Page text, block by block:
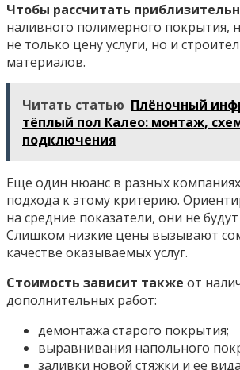
Чтобы рассчитать
наливного полимерного покрытия,
не только цену услуги, но и
материалов.
Читать статью Плёночный
тёплый пол Калео: монтаж,
подключения
Еще один нюанс в разных
подхода к этому критерию.
на средние показатели, они не
Слишком низкие цены вызывают
качестве оказываемых услуг.
Стоимость зависит также от
дополнительных работ:
демонтажа старого покрытия;
выравнивания напольного
заливки новой стяжки и ее